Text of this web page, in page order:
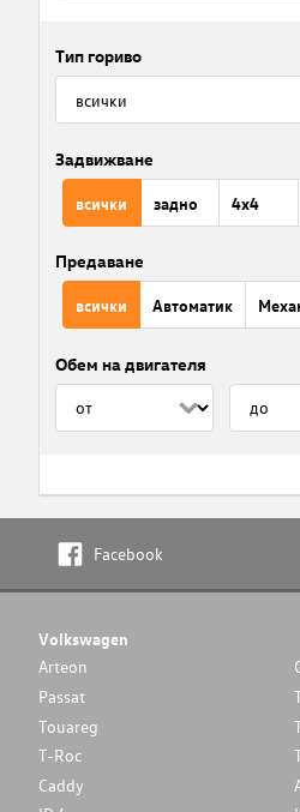
Тип гориво
Задвижване
всички задно 4x4
Предаване
всички Автоматик
Обем на двигателя
Facebook
Volkswagen
Arteon
Passat
Touareg
T-Roc
Caddy